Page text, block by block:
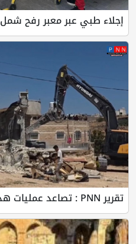
إجلاء طبي عبر معبر رفح شمل 78 شخصا...
تقرير PNN : تصاعد عمليات هدم المنازل في...